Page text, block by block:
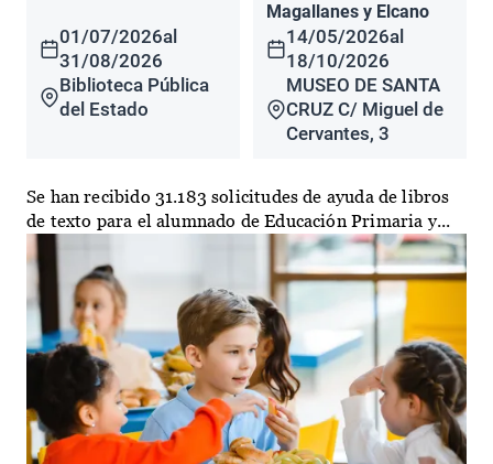
01/07/2026al
31/08/2026
Biblioteca Pública
del Estado
Magallanes y Elcano
14/05/2026al
18/10/2026
MUSEO DE SANTA
CRUZ C/ Miguel de
Cervantes, 3
Se han recibido 31.183 solicitudes de ayuda de libros
de texto para el alumnado de Educación Primaria y...